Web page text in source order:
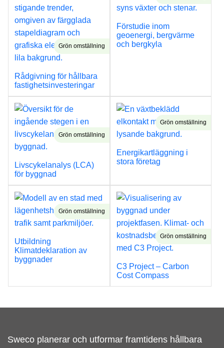
Grön omställning
Rådgivning för hållbara
fastighetsinvesteringar
Förstudie inom
geoenergi, bergvärme
och bergkyla
Grön omställning
Livscykelanalys (LCA)
för byggnad
Grön omställning
Energikartläggning i
stora företag
Grön omställning
Utbildning
Klimatdeklaration av
byggnader
Grön omställning
C3 Project – Carbon
Cost Compass
Sweco planerar och utformar framtidens hållbara